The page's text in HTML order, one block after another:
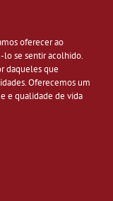
oferecer ao
lo se sentir acolhido.
daqueles que
Oferecemos um
e qualidade de vida